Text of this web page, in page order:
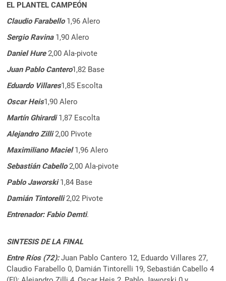
EL PLANTEL CAMPEÓN
Claudio Farabello1,96 Alero
Sergio Ravina1,90 Alero
Daniel Hure2,00 Ala-pivote
Juan Pablo Cantero1,82 Base
Eduardo Villares1,85 Escolta
Oscar Heis1,90 Alero
Martín Ghirardi1,87 Escolta
Alejandro Zilli2,00 Pivote
Maximiliano Maciel1,96 Alero
Sebastián Cabello2,00 Ala-pivote
Pablo Jaworski1,84 Base
Damián Tintorelli2,02 Pivote
Entrenador: Fabio Demti.
SINTESIS DE LA FINAL
Entre Ríos (72):Juan Pablo Cantero 12, Eduardo Villares 27,
Claudio Farabello 0, Damián Tintorelli 19, Sebastián Cabello 4